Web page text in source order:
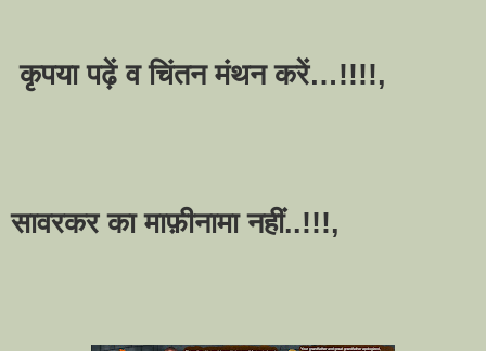
कृपया पढ़ें व चिंतन मंथन करें…!!!!,
सावरकर का माफ़ीनामा नहीं..!!!,